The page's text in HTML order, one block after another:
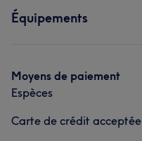
Équipements
Moyens de paiement
Espèces
Carte de crédit acceptée